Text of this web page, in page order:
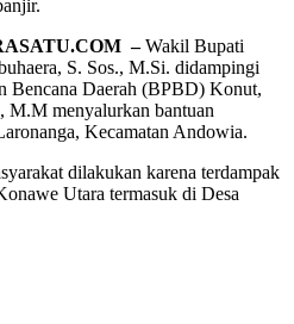
–Wakil Bupati
S. Sos., M.Si. didampingi
Bencana Daerah (BPBD) Konut,
menyalurkan bantuan
Kecamatan Andowia.
dilakukan karena terdampak
Utara termasuk di Desa